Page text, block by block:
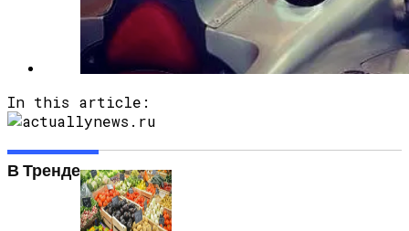
In this article:
В Тренде